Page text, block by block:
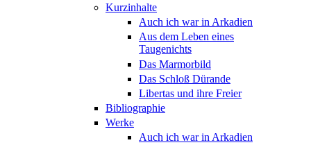
Kurzinhalte
Auch ich war in Arkadien
Aus dem Leben eines
Taugenichts
Das Marmorbild
Das Schloß Dürande
Libertas und ihre Freier
Bibliographie
Werke
Auch ich war in Arkadien